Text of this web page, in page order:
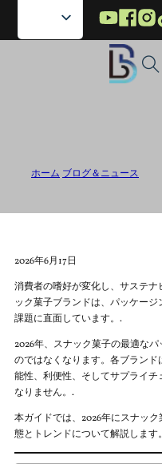
メインコンテンツへスキップ
フッターへスキップ
ホーム ブログ＆ニュース
2026年6月17日
消費者の嗜好が変化し、サステ
ック菓子ブランドは、パッケー
課題に直面しています。.
2026年、スナック菓子の最適な
のではなくなります。各ブラン
能性、利便性、そしてサプライ
なりません。.
本ガイドでは、2026年にスナッ
態とトレンドについて解説します